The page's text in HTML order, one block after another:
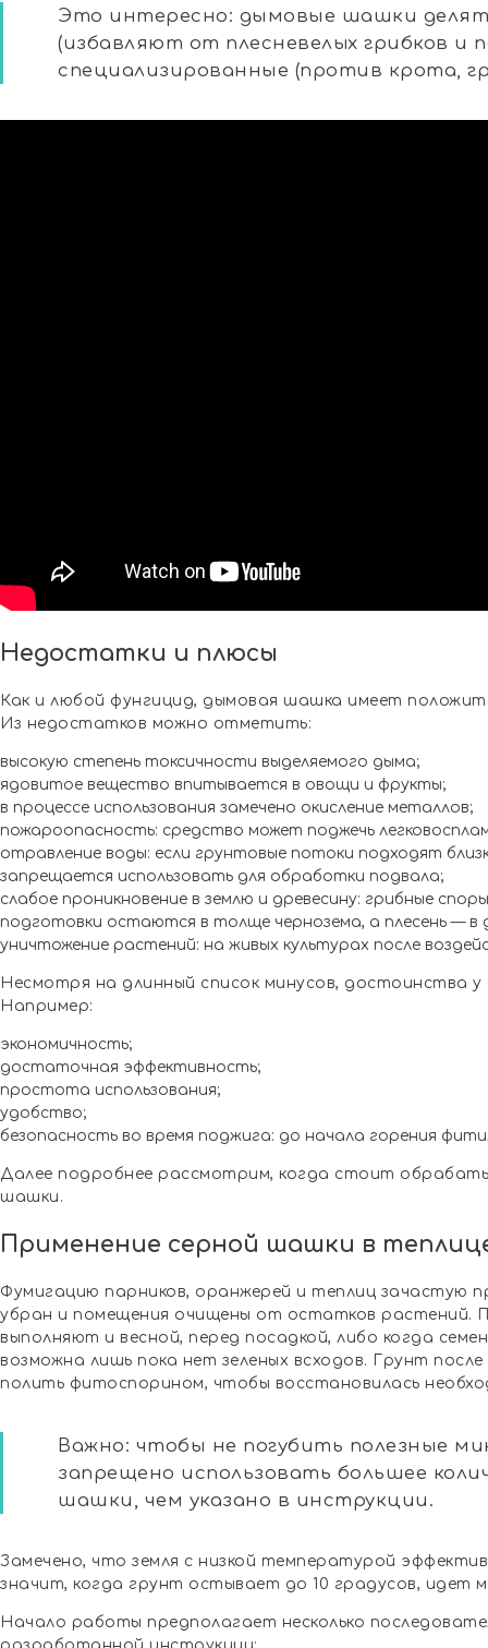
Это интересно: дымовые шашки
(избавляют от плесневелых грибков и
специализированные (против крота,
Недостатки и плюсы
Как и любой фунгицид, дымовая шашка имеет
Из недостатков можно отметить:
высокую степень токсичности выделяемого дыма;
ядовитое вещество впитывается в овощи и фрукты;
в процессе использования замечено окисление металлов;
пожароопасность: средство может поджечь
отравление воды: если грунтовые потоки подходят
запрещается использовать для обработки подвала;
слабое проникновение в землю и древесину: грибные
подготовки остаются в толще чернозема, а плесень — в
уничтожение растений: на живых культурах после
Несмотря на длинный список минусов, достоинства
Например:
экономичность;
достаточная эффективность;
простота использования;
удобство;
безопасность во время поджига: до начала горения
Далее подробнее рассмотрим, когда стоит
шашки.
Применение серной шашки в
Фумигацию парников, оранжерей и теплиц зачастую
убран и помещения очищены от остатков растений.
выполняют и весной, перед посадкой, либо когда
возможна лишь пока нет зеленых всходов. Грунт
полить фитоспорином, чтобы восстановилась
Важно: чтобы не погубить полезные
запрещено использовать большее
шашки, чем указано в инструкции.
Замечено, что земля с низкой температурой
значит, когда грунт остывает до 10 градусов, идет
Начало работы предполагает несколько